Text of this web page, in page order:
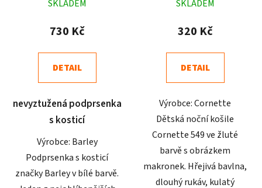
hodnocení
produktu
5,0
z
hvězdiček.
SKLADEM
730 Kč
DETAIL
nevyztužená podprsenka
s kosticí
Výrobce: Barley
Podprsenka s kosticí
značky Barley v bílé barvě.
hodnocení
produktu
5,0
z
hvězdiček.
SKLADEM
320 Kč
DETAIL
Výrobce: Cornette
Dětská noční košile
Cornette 549 ve žluté
barvě s obrázkem
makronek. Hřejivá bavlna,
dlouhý rukáv, kulatý